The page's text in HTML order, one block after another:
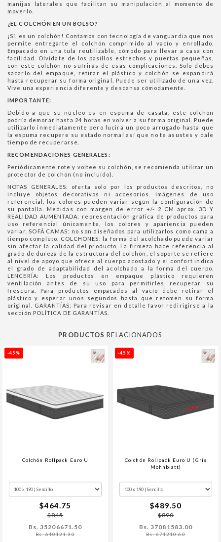
manijas laterales que facilitan su manipulación al momento de
moverlo.
¿EL COLCHÓN EN UN BOLSO?
¡Sí, es un colchón! Contamos con tecnología de vanguardia que nos
permite entregarte el colchón comprimido al vacío y enrollado.
Empacado en una tula reutilizable, cómodo para llevar a casa con
facilidad. Olvídate de los pasillos estrechos y puertas pequeñas,
con este colchón no sufrirás de esas complicaciones. Solo debes
sacarlo del empaque, retirar el plástico y colchón se expandirá
hasta recuperar su forma original. Puede ser utilizado de una vez.
Vive una experiencia diferente y descansa cómodamente.
IMPORTANTE:
Debido a que su núcleo es en espuma de casata, este colchón
podría demorar hasta 24 horas en volver a su forma original. Puede
utilizarlo inmediatamente pero lucirá un poco arrugado hasta que
la espuma recupere su estado normal así que no te asustes y dale
tiempo de recuperarse.
RECOMENDACIONES GENERALES:
Periódicamente rote y voltee su colchón, se recomienda utilizar un
protector de colchón (no incluído).
NOTAS GENERALES: oferta solo por los productos descritos, no
incluye objetos decorativos ni accesorios. Imágenes de uso
referencial, los colores pueden variar según la configuración de
su pantalla. Medidas con margen de error +/- 2 CM aprox. 3D Y
REALIDAD AUMENTADA: representación gráfica de productos para
uso referencial únicamente, los colores y apariencia pueden
variar. SOFÁ CAMAS: no son diseñados para utilizarlos como cama a
tiempo completo. COLCHONES: la forma del acolchado puede variar
sin afectar la calidad del producto. La firmeza hace referencia al
grado de dureza de la estructura del colchón, el soporte se refiere
al nivel de apoyo que ofrece al cuerpo acostado y el confort indica
el grado de adaptabilidad del acolchado a la forma del cuerpo.
LENCERÍA: Los productos en empaque plástico requieren
ventilación antes de su uso para permitirles recuperar su
frescura. Para productos empacados al vacío debe retirar el
plástico y esperar unos segundos hasta que retomen su forma
original. GARANTÍAS: Para revisar en detalle favor redirigirse a la
sección POLÍTICA DE GARANTÍAS.
PRODUCTOSRELACIONADOS
-45%
Colchón Rollpack Euro U
$464.75
$845
Bs. 35206671.50
Bs. 640121.30
-45%
Colchón Rollpack Euro U (Gris
Mohnblatt)
$489.50
$890
Bs. 37081583.00
Bs. 674210.60